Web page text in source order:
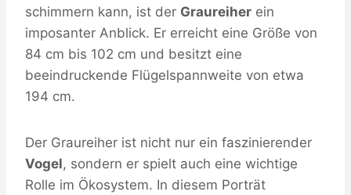
schimmern kann, ist der Graureiher ein
imposanter Anblick. Er erreicht eine Größe von
84 cm bis 102 cm und besitzt eine
beeindruckende Flügelspannweite von etwa
194 cm.
Der Graureiher ist nicht nur ein faszinierender
Vogel, sondern er spielt auch eine wichtige
Rolle im Ökosystem. In diesem Porträt